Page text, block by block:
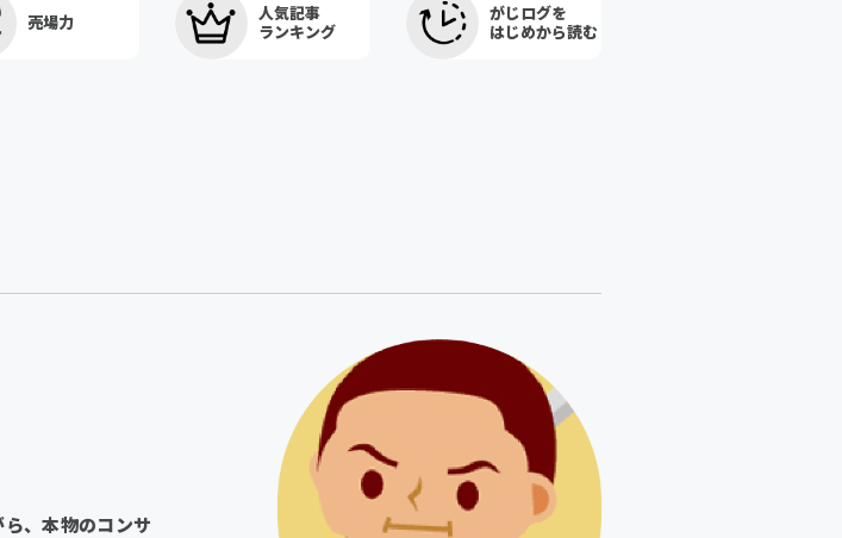
売場力
人気記事
ランキング
がじログを
はじめから読む
、本物のコンサ